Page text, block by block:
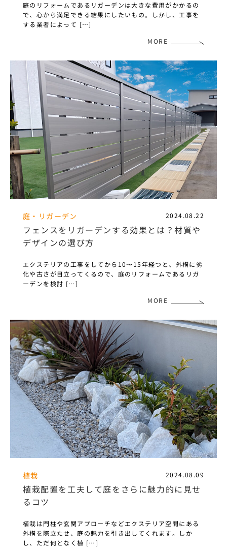
庭のリフォームであるリガーデンは大きな費用がかかるの
で、心から満足できる結果にしたいもの。しかし、工事を
する業者によって […]
MORE
庭・リガーデン 2024.08.22
フェンスをリガーデンする効果とは？材質や
デザインの選び方
エクステリアの工事をしてから10〜15年経つと、外構に劣
化や古さが目立ってくるので、庭のリフォームであるリガ
ーデンを検討 […]
MORE
植栽 2024.08.09
植栽配置を工夫して庭をさらに魅力的に見せ
るコツ
植栽は門柱や玄関アプローチなどエクステリア空間にある
外構を際立たせ、庭の魅力を引き出してくれます。しか
し、ただ何となく植 […]